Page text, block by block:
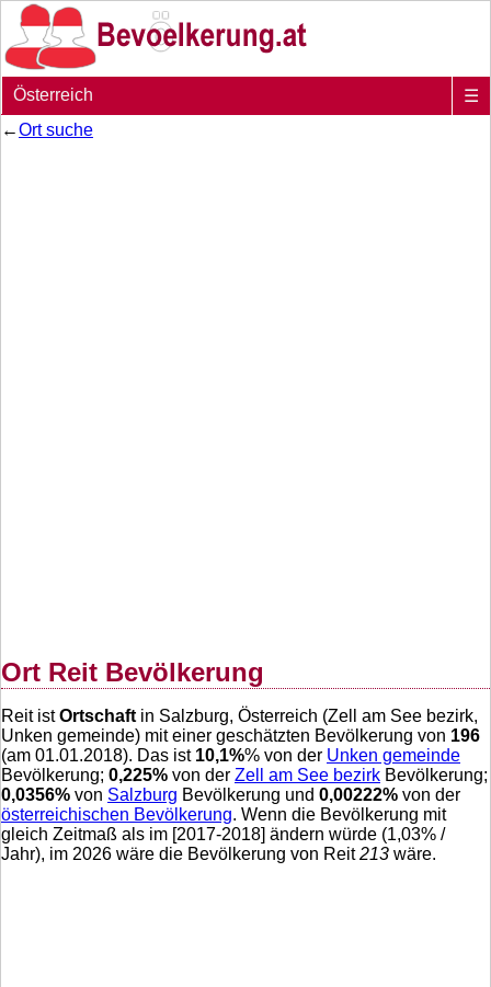
Österreich
☰
←Ort suche
Ort Reit Bevölkerung
Reit istOrtschaft in Salzburg, Österreich (Zell am See bezirk,
Unken gemeinde) mit einer geschätzten Bevölkerung von 196
(am 01.01.2018). Das ist 10,1%% von der Unken gemeinde
Bevölkerung; 0,225% von der Zell am See bezirk Bevölkerung;
0,0356% von Salzburg Bevölkerung und 0,00222% von der
österreichischen Bevölkerung. Wenn die Bevölkerung mit
gleich Zeitmaß als im [2017-2018] ändern würde (1,03% /
Jahr), im 2026 wäre die Bevölkerung von Reit213 wäre.